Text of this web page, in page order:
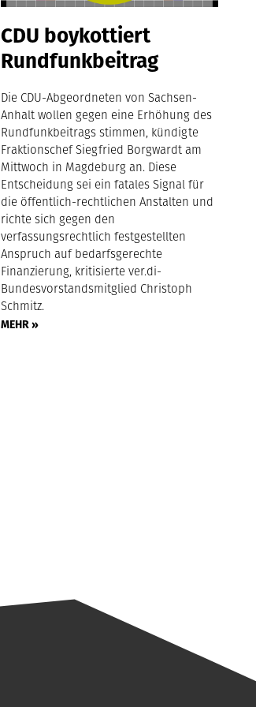
CDU boykottiert
Rundfunkbeitrag
Die CDU-Abgeordneten von Sachsen-
Anhalt wollen gegen eine Erhöhung des
Rundfunkbeitrags stimmen, kündigte
Fraktionschef Siegfried Borgwardt am
Mittwoch in Magdeburg an. Diese
Entscheidung sei ein fatales Signal für
die öffentlich-rechtlichen Anstalten und
richte sich gegen den
verfassungsrechtlich festgestellten
Anspruch auf bedarfsgerechte
Finanzierung, kritisierte ver.di-
Bundesvorstandsmitglied Christoph
Schmitz.
MEHR »